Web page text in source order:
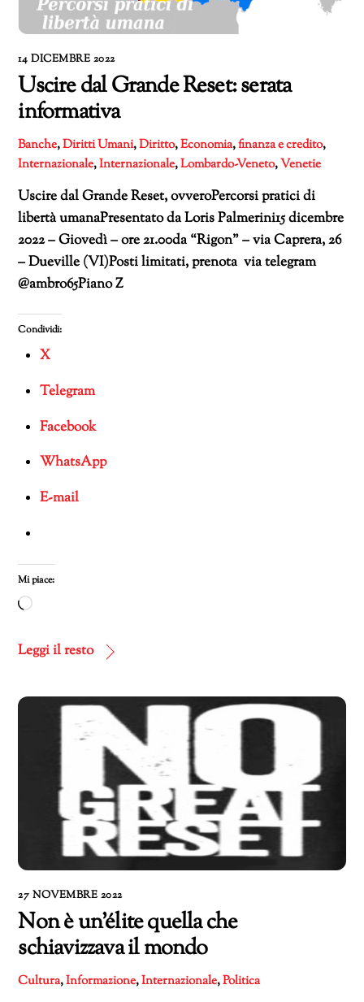
14 DICEMBRE 2022
Uscire dal Grande Reset: serata
informativa
Banche,Diritti Umani,Diritto,Economia,finanza e credito,
Internazionale,Internazionale,Lombardo-Veneto,Venetie
Uscire dal Grande Reset, ovveroPercorsi pratici di
libertà umanaPresentato da Loris Palmerini15 dicembre
2022 – Giovedì – ore 21.00da “Rigon” – via Caprera, 26
– Dueville (VI)Posti limitati, prenota via telegram
@ambro65Piano Z
Condividi:
X
Telegram
Facebook
WhatsApp
E-mail
Mi piace:
Caricamento
corso…
Leggi il resto
27 NOVEMBRE 2022
Non è un’élite quella che
schiavizzava il mondo
Cultura,Informazione,Internazionale,Politica